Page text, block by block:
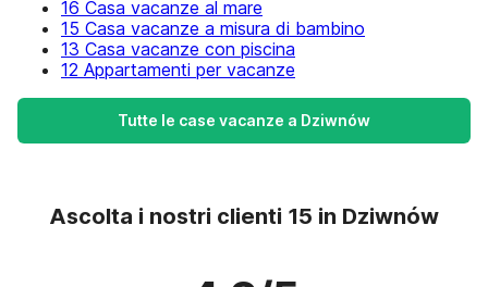
16 Casa vacanze al mare
15 Casa vacanze a misura di bambino
13 Casa vacanze con piscina
12 Appartamenti per vacanze
Tutte le case vacanze a Dziwnów
Ascolta i nostri clienti 15 in Dziwnów